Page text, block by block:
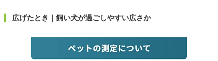
広げたとき｜飼い犬が過ごしやすい広さか